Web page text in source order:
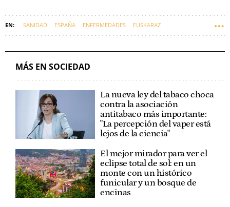
SANIDAD ESPAÑA ENFERMEDADES EUSKARAZ
MÁS EN SOCIEDAD
La nueva ley del tabaco choca
contra la asociación
antitabaco más importante:
"La percepción del vaper está
lejos de la ciencia"
El mejor mirador para ver el
eclipse total de sol: en un
monte con un histórico
funicular y un bosque de
encinas